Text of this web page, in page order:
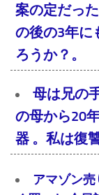
案の定だっ
の後の3年に
ろうか？。
母は兄の
の母から20
器 。私は復
アマゾン